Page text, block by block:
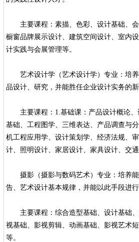
主要课程：素描、色彩、设计基础、会
橱窗品牌展示设计、建筑空间设计、室内
计实践与会展管理等。
艺术设计学（艺术设计学）专业：培养
品设计、研究，并能胜任企业设计实务的
主要课程：1.基础课：产品设计概论、
基础、工程图学、三维表达、产品调查与
机工程应用学、设计策划学、经济法规、
计、照明设计、家居设计、家具设计、交
摄影（摄影与数码艺术）专业：培养能
告、艺术设计基本规律，并能以此手段进
主要课程：综合造型基础、设计基础、
视基础、影视剪辑、动画基础、影视艺术
等。